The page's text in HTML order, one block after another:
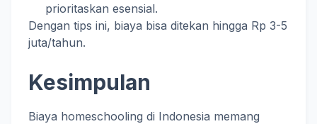
prioritaskan esensial.
Dengan tips ini, biaya bisa ditekan hingga Rp 3-5
juta/tahun.
Kesimpulan
Biaya homeschooling di Indonesia memang